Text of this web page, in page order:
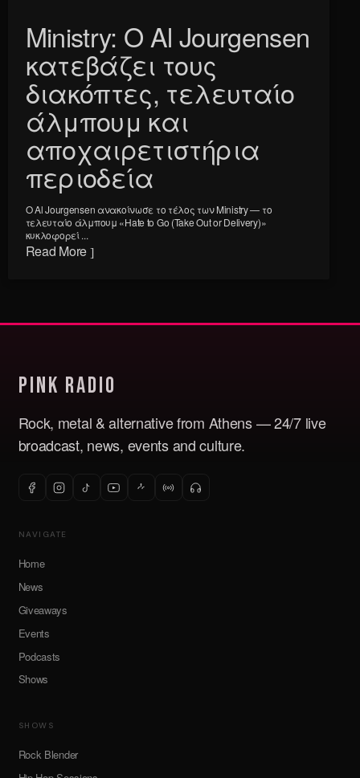
Ministry: Ο Al Jourgensen
κατεβάζει τους
διακόπτες, τελευταίο
άλμπουμ και
αποχαιρετιστήρια
περιοδεία
Ο Al Jourgensen ανακοίνωσε το τέλος των Ministry — το
τελευταίο άλμπουμ «Hate to Go (Take Out or Delivery)»
κυκλοφορεί ...
Read More
Pink Radio
Rock, metal & alternative from Athens — 24/7 live
broadcast, news, events and culture.
NAVIGATE
Home
News
Giveaways
Events
Podcasts
Shows
SHOWS
Rock Blender